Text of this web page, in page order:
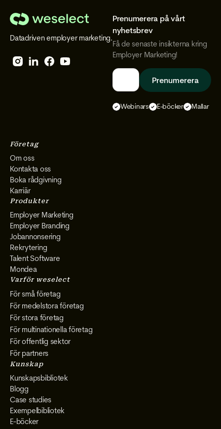
Select
Datadriven employer marketing.
Prenumerera på vårt
nyhetsbrev
Få de senaste insikterna kring
Employer Marketing!
Webinars E-böcker Mallar
Företag
Om oss
Kontakta oss
Boka rådgivning
Karriär
Produkter
Employer Marketing
Employer Branding
Jobannonsering
Rekrytering
Talent Software
Mondea
Varför weselect
För små företag
För medelstora företag
För stora företag
För multinationella företag
För offentlig sektor
För partners
Kunskap
Kunskapsbibliotek
Blogg
Case studies
Exempelbibliotek
E-böcker